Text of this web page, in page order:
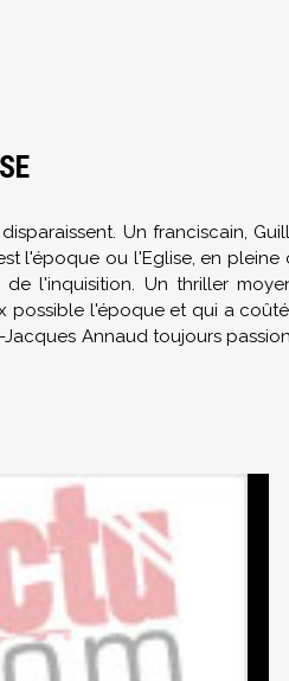
Un franciscain,
l'époque ou l'Eglise, en pleine
l'inquisition. Un thriller
possible l'époque et qui a
Annaud toujours